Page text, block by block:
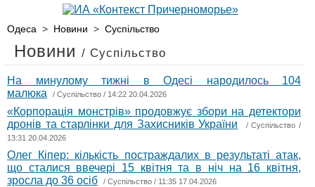
Одеса > Новини > Суспільство
Новини / Суспільство
На минулому тижні в Одесі народилось 104
малюка
/ Суспільство / 14:22 20.04.2026
«Корпорація монстрів» продовжує збори на детектори
дронів та старлінки для Захисників України
/Суспільство /
13:31 20.04.2026
Олег Кіпер: кількість постраждалих в результаті атак,
що сталися ввечері 15 квітня та в ніч на 16 квітня,
зросла до 36 осіб
/ Суспільство / 11:35 17.04.2026